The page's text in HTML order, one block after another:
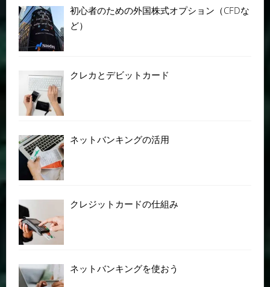
初心者のための外国株式オプション（CFDな
ど）
クレカとデビットカード
ネットバンキングの活用
クレジットカードの仕組み
ネットバンキングを使おう